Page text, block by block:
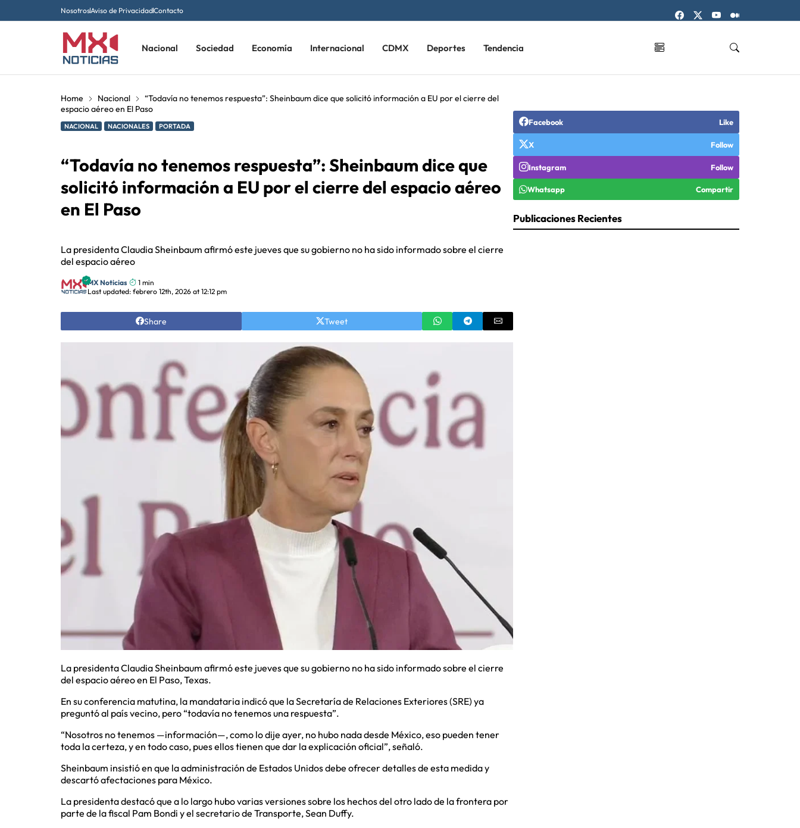
NosotrosAviso de PrivacidadContacto
Nacional Sociedad Economía Internacional CDMX Deportes Tendencia
Home Nacional
“Todavía no tenemos respuesta”: Sheinbaum dice que solicitó información a EU por el cierre del
espacio aéreo en El Paso
NACIONAL NACIONALES PORTADA
“Todavía no tenemos respuesta”: Sheinbaum dice que
solicitó información a EU por el cierre del espacio aéreo
en El Paso
La presidenta Claudia Sheinbaum afirmó este jueves que su gobierno no ha sido informado sobre el cierre
del espacio aéreo
MX Noticias
1 min
Last updated: febrero 12th, 2026 at 12:12 pm
Share Tweet
La presidenta Claudia Sheinbaum afirmó este jueves que su gobierno no ha sido informado sobre el cierre
del espacio aéreo en El Paso, Texas.
En su conferencia matutina, la mandataria indicó que la Secretaría de Relaciones Exteriores (SRE) ya
preguntó al país vecino, pero “todavía no tenemos una respuesta”.
“Nosotros no tenemos —información—, como lo dije ayer, no hubo nada desde México, eso pueden tener
toda la certeza, y en todo caso, pues ellos tienen que dar la explicación oficial”, señaló.
Sheinbaum insistió en que la administración de Estados Unidos debe ofrecer detalles de esta medida y
descartó afectaciones para México.
La presidenta destacó que a lo largo hubo varias versiones sobre los hechos del otro lado de la frontera por
parte de la fiscal Pam Bondi y el secretario de Transporte, Sean Duffy.
Facebook Like
X Follow
Instagram Follow
Whatsapp Compartir
Publicaciones Recientes